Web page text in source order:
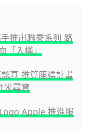
推出聯乘系列 路
「入樽」
真 推算座標計畫
米尋寶
Apple 推進服